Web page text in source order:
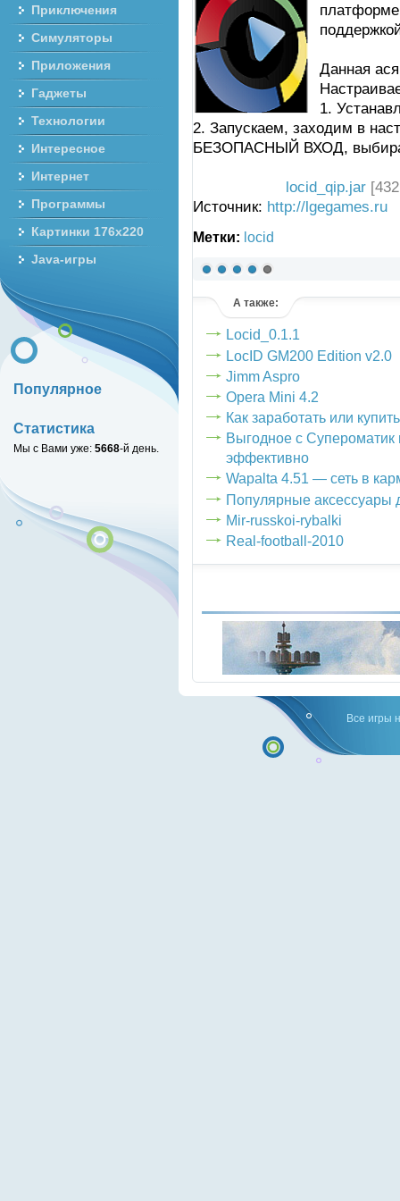
Данная ася
1.
2. Запускаем, заходим в
БЕЗОПАСНЫЙ ВХОД,
locid_qip.jar
Источник: http://lgegames.ru
Метки: locid
А также:
Locid_0.1.1
LocID GM200 Edition v2.0
Jimm Aspro
Opera Mini 4.2
Как заработать или
Выгодное с Супероматик
эффективно
Wapalta 4.51 — сеть в
Популярные аксессуары
Mir-russkoi-rybalki
Real-football-2010
Приключения
Симуляторы
Приложения
Гаджеты
Технологии
Интересное
Интернет
Программы
Картинки 176x220
Java-игры
Популярное
Статистика
Мы с Вами уже: 5668-й день.
Все игры